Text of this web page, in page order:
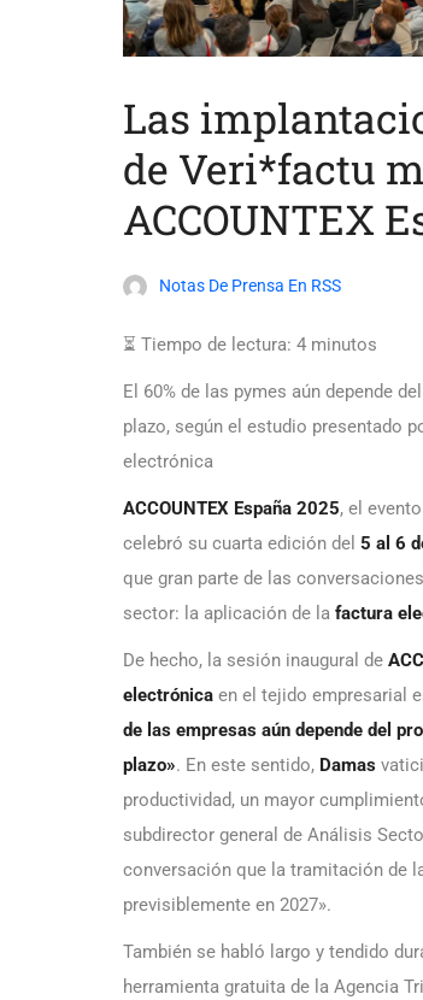
Las
de Veri*factu
ACCOUNTEX
Notas De Prensa En RSS
⏳ Tiempo de lectura: 4 minutos
El 60% de las pymes aún depende
plazo, según el estudio presentado
electrónica
ACCOUNTEX España 2025, el
celebró su cuarta edición del 5 al 6
que gran parte de las
sector: la aplicación de la factura
De hecho, la sesión inaugural de
electrónica en el tejido empresarial
de las empresas aún depende del
plazo». En este sentido, Damas
productividad, un mayor
subdirector general de Análisis
conversación que la tramitación de
previsiblemente en 2027».
También se habló largo y tendido
herramienta gratuita de la Agencia